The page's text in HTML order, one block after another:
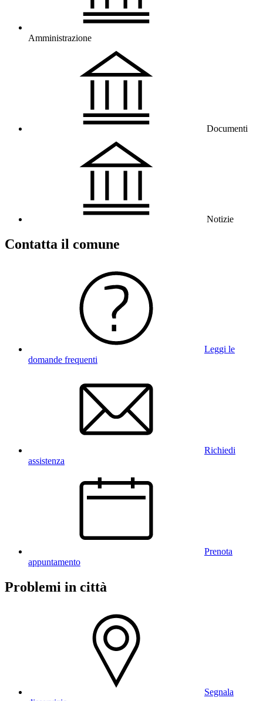
Amministrazione
Documenti
Notizie
Contatta il comune
Leggi le
domande frequenti
Richiedi
assistenza
Prenota
appuntamento
Problemi in città
Segnala